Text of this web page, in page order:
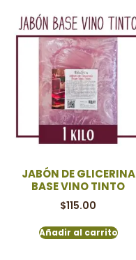
JABÓN DE GLICERINA
BASE VINO TINTO
$115.00
Añadir al carrito